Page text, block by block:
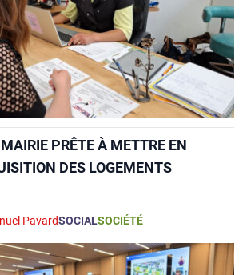
PRÊTE À METTRE EN
DES LOGEMENTS
PavardSOCIALSOCIÉTÉ